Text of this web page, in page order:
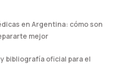
en Argentina: cómo son
mejor
bibliografía oficial para el